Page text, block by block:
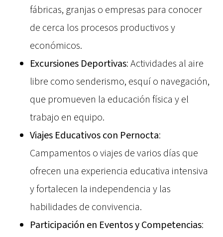
fábricas, granjas o empresas para conocer
de cerca los procesos productivos y
económicos.
Excursiones Deportivas: Actividades al aire
libre como senderismo, esquí o navegación,
que promueven la educación física y el
trabajo en equipo.
Viajes Educativos con Pernocta:
Campamentos o viajes de varios días que
ofrecen una experiencia educativa intensiva
y fortalecen la independencia y las
habilidades de convivencia.
Participación en Eventos y Competencias: